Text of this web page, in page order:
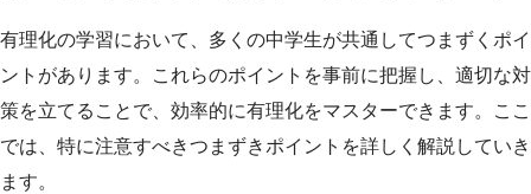
有理化の学習において、多くの中学生が共通してつまずくポイ
ントがあります。これらのポイントを事前に把握し、適切な対
策を立てることで、効率的に有理化をマスターできます。ここ
では、特に注意すべきつまずきポイントを詳しく解説していき
ます。